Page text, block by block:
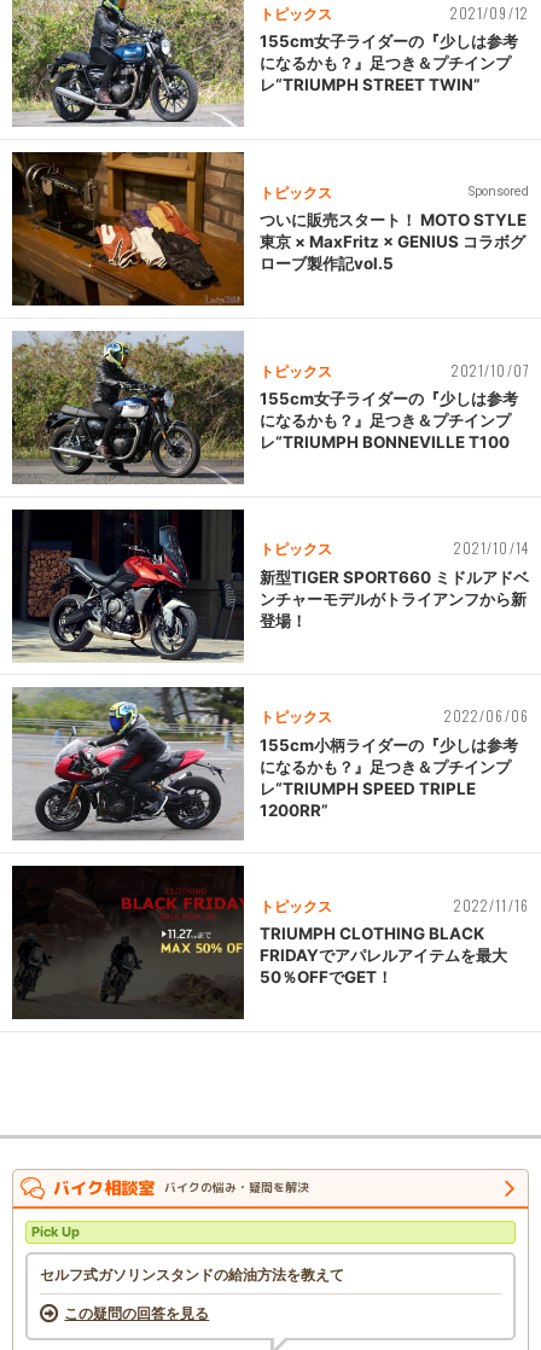
トピックス 2021/09/12
155cm女子ライダーの『少しは参考
になるかも？』足つき＆プチインプ
レ“TRIUMPH STREET TWIN”
トピックス Sponsored
ついに販売スタート！ MOTO STYLE
東京 × MaxFritz × GENIUS コラボグ
ローブ製作記vol.5
トピックス 2021/10/07
155cm女子ライダーの『少しは参考
になるかも？』足つき＆プチインプ
レ“TRIUMPH BONNEVILLE T100
トピックス 2021/10/14
新型TIGER SPORT660 ミドルアドベ
ンチャーモデルがトライアンフから新
登場！
トピックス 2022/06/06
155cm小柄ライダーの『少しは参考
になるかも？』足つき＆プチインプ
レ“TRIUMPH SPEED TRIPLE
1200RR”
トピックス 2022/11/16
TRIUMPH CLOTHING BLACK
FRIDAYでアパレルアイテムを最大
50％OFFでGET！
バイク相談室 バイクの悩み・疑問を解決
Pick Up
セルフ式ガソリンスタンドの給油方法を教えて
この疑問の回答を見る